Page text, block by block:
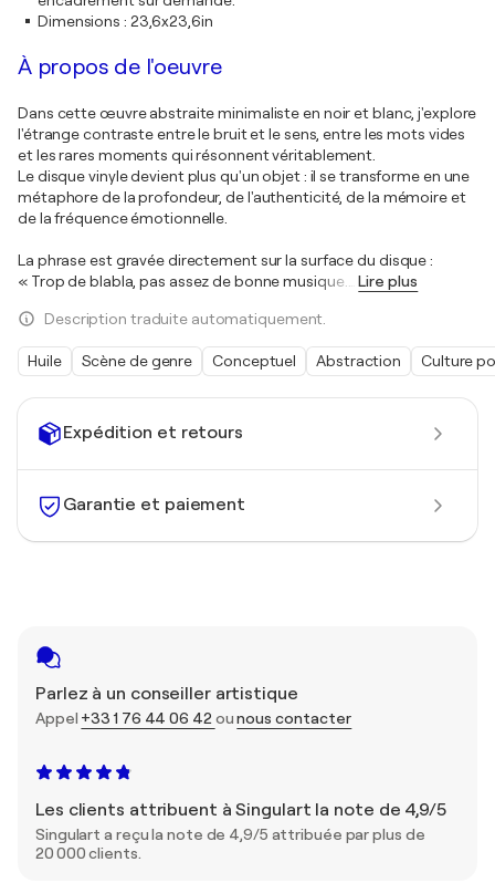
Expédition et retours
Garantie et paiement
Parlez à un conseiller artistique
Appel +33 1 76 44 06 42 ounous contacter
Les clients attribuent à Singulart la note de 4,9/5
Singulart a reçu la note de 4,9/5 attribuée par plus de
20 000 clients.
Dimensions : 23,6x23,6in
À propos de l'oeuvre
Dans cette œuvre abstraite minimaliste en noir et blanc, j'explore
l'étrange contraste entre le bruit et le sens, entre les mots vides
et les rares moments qui résonnent véritablement.
Le disque vinyle devient plus qu'un objet : il se transforme en une
métaphore de la profondeur, de l'authenticité, de la mémoire et
de la fréquence émotionnelle.
La phrase est gravée directement sur la surface du disque :
« Trop de blabla, pas assez de bonne musique.
Lire plus
Description traduite automatiquement.
Huile Scène de genre Conceptuel Abstraction Culture